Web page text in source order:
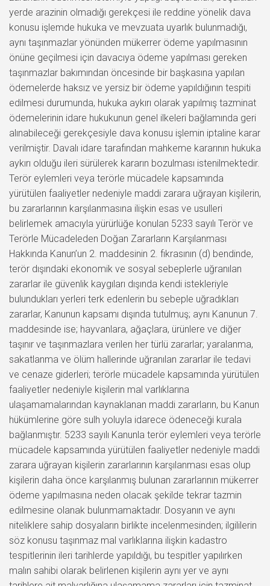
yerde arazinin olmadığı gerekçesi ile reddine yönelik dava
konusu işlemde hukuka ve mevzuata uyarlık bulunmadığı,
aynı taşınmazlar yönünden mükerrer ödeme yapılmasının
önüne geçilmesi için davacıya ödeme yapılması gereken
taşınmazlar bakımından öncesinde bir başkasına yapılan
ödemelerde haksız ve yersiz bir ödeme yapıldığının tespiti
edilmesi durumunda, hukuka aykırı olarak yapılmış tazminat
ödemelerinin idare hukukunun genel ilkeleri bağlamında geri
alınabileceği gerekçesiyle dava konusu işlemin iptaline karar
verilmiştir. Davalı idare tarafından mahkeme kararının hukuka
aykırı olduğu ileri sürülerek kararın bozulması istenilmektedir.
Terör eylemleri veya terörle mücadele kapsamında
yürütülen faaliyetler nedeniyle maddi zarara uğrayan kişilerin,
bu zararlarının karşılanmasına ilişkin esas ve usulleri
belirlemek amacıyla yürürlüğe konulan 5233 sayılı Terör ve
Terörle Mücadeleden Doğan Zararların Karşılanması
Hakkında Kanun’un 2. maddesinin 2. fıkrasının (d) bendinde,
terör dışındaki ekonomik ve sosyal sebeplerle uğranılan
zararlar ile güvenlik kaygıları dışında kendi istekleriyle
bulundukları yerleri terk edenlerin bu sebeple uğradıkları
zararlar, Kanunun kapsamı dışında tutulmuş; aynı Kanunun 7.
maddesinde ise; hayvanlara, ağaçlara, ürünlere ve diğer
taşınır ve taşınmazlara verilen her türlü zararlar; yaralanma,
sakatlanma ve ölüm hallerinde uğranılan zararlar ile tedavi
ve cenaze giderleri; terörle mücadele kapsamında yürütülen
faaliyetler nedeniyle kişilerin mal varlıklarına
ulaşamamalarından kaynaklanan maddi zararların, bu Kanun
hükümlerine göre sulh yoluyla idarece ödeneceği kurala
bağlanmıştır. 5233 sayılı Kanunla terör eylemleri veya terörle
mücadele kapsamında yürütülen faaliyetler nedeniyle maddi
zarara uğrayan kişilerin zararlarının karşılanması esas olup
kişilerin daha önce karşılanmış bulunan zararlarının mükerrer
ödeme yapılmasına neden olacak şekilde tekrar tazmin
edilmesine olanak bulunmamaktadır. Dosyanın ve aynı
niteliklere sahip dosyaların birlikte incelenmesinden; ilgililerin
söz konusu taşınmaz mal varlıklarına ilişkin kadastro
tespitlerinin ileri tarihlerde yapıldığı, bu tespitler yapılırken
malın sahibi olarak belirlenen kişilerin aynı yer ve aynı